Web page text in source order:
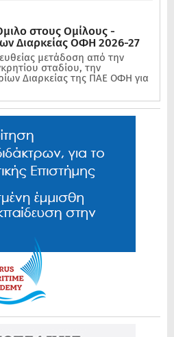
στους Ομίλους -
Διαρκείας ΟΦΗ 2026-27
μετάδοση από την
σταδίου, την
Διαρκείας της ΠΑΕ ΟΦΗ για